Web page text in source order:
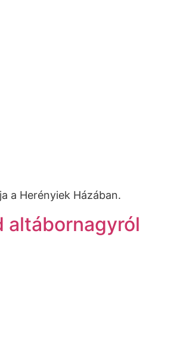
a Herényiek Házában.
altábornagyról